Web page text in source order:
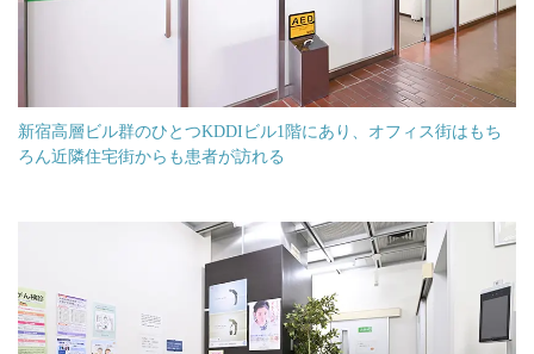
新宿高層ビル群のひとつKDDIビル1階にあり、オフィス街はもち
ろん近隣住宅街からも患者が訪れる